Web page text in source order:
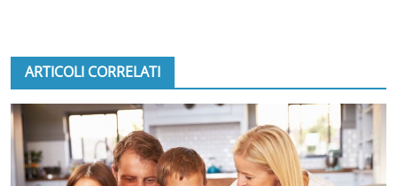
ARTICOLI CORRELATI